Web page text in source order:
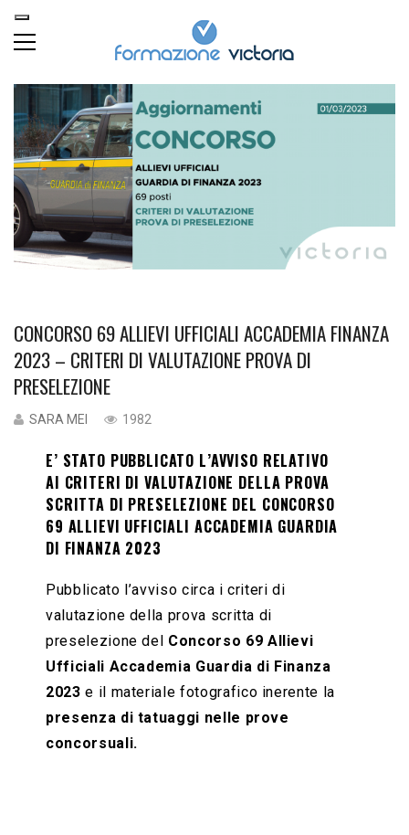
CONCORSO 69 ALLIEVI UFFICIALI ACCADEMIA FINANZA
2023 – CRITERI DI VALUTAZIONE PROVA DI
PRESELEZIONE
SARA MEI 1982
E’ STATO PUBBLICATO L’AVVISO RELATIVO
AI CRITERI DI VALUTAZIONE DELLA PROVA
SCRITTA DI PRESELEZIONE DEL CONCORSO
69 ALLIEVI UFFICIALI ACCADEMIA GUARDIA
DI FINANZA 2023
Pubblicato l’avviso circa i criteri di
valutazione della prova scritta di
preselezione del Concorso 69 Allievi
Ufficiali Accademia Guardia di Finanza
2023 e il materiale fotografico inerente la
presenza di tatuaggi nelle prove
concorsuali.